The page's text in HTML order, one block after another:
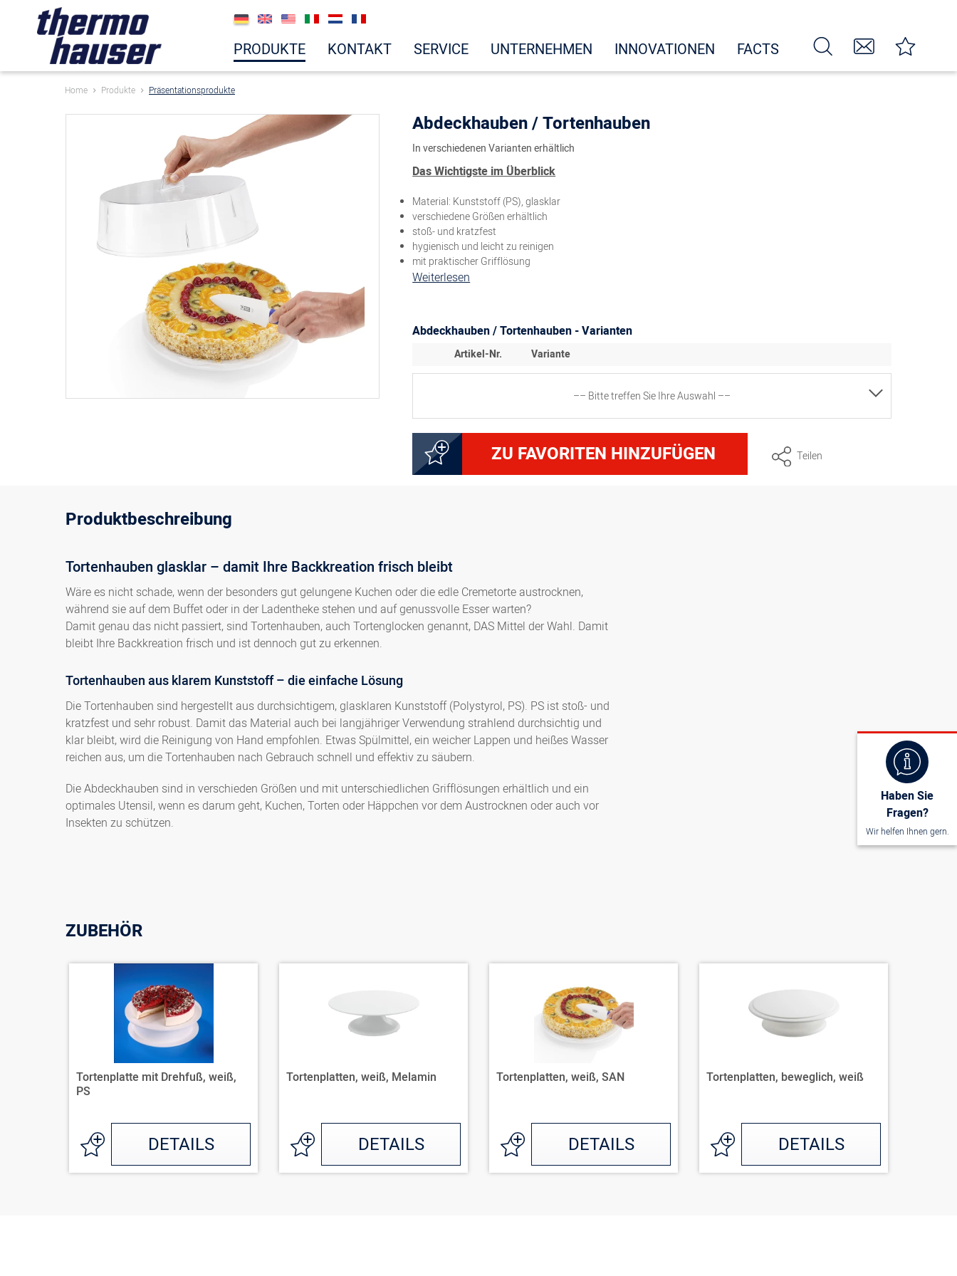
PRODUKTE KONTAKT SERVICE UNTERNEHMEN INNOVATIONEN FACTS
Home Produkte Präsentationsprodukte
Abdeckhauben / Tortenhauben
In verschiedenen Varianten erhältlich
Das Wichtigste im Überblick
Material: Kunststoff (PS), glasklar
verschiedene Größen erhältlich
stoß- und kratzfest
hygienisch und leicht zu reinigen
mit praktischer Grifflösung
Weiterlesen
Abdeckhauben / Tortenhauben - Varianten
Artikel-Nr. Variante
–– Bitte treffen Sie Ihre Auswahl ––
5000143040 Abdeckhaube mit Griffmulde, Maße ca. 30 cm x 11 cm
ZU FAVORITEN HINZUFÜGEN Teilen
Produktbeschreibung
Tortenhauben glasklar – damit Ihre Backkreation frisch bleibt
Wäre es nicht schade, wenn der besonders gut gelungene Kuchen oder die edle Cremetorte austrocknen,
während sie auf dem Buffet oder in der Ladentheke stehen und auf genussvolle Esser warten?
Damit genau das nicht passiert, sind Tortenhauben, auch Tortenglocken genannt, DAS Mittel der Wahl. Damit
bleibt Ihre Backkreation frisch und ist dennoch gut zu erkennen.
Tortenhauben aus klarem Kunststoff – die einfache Lösung
Die Tortenhauben sind hergestellt aus durchsichtigem, glasklaren Kunststoff (Polystyrol, PS). PS ist stoß- und
kratzfest und sehr robust. Damit das Material auch bei langjähriger Verwendung strahlend durchsichtig und
klar bleibt, wird die Reinigung von Hand empfohlen. Etwas Spülmittel, ein weicher Lappen und heißes Wasser
reichen aus, um die Tortenhauben nach Gebrauch schnell und effektiv zu säubern.
Die Abdeckhauben sind in verschieden Größen und mit unterschiedlichen Grifflösungen erhältlich und ein
optimales Utensil, wenn es darum geht, Kuchen, Torten oder Häppchen vor dem Austrocknen oder auch vor
Insekten zu schützen.
ZUBEHÖR
Tortenplatte mit Drehfuß, weiß,
PS
DETAILS
Tortenplatten, weiß, Melamin
DETAILS
Tortenplatten, weiß, SAN
DETAILS
Tortenplatten, beweglich, weiß
DETAILS
Haben Sie
Fragen?
Wir helfen Ihnen gern.